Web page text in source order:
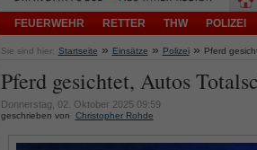
FEUERWEHR RETTER THW POLIZEI
Sie sind hier: Startseite » Einsätze » Polizei » Pferd
Pferd gesichtet, Autos
Donnerstag, 02. Oktober 2025 09:59
geschrieben von Christopher Rohde